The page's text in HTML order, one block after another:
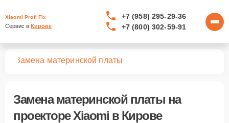
Xiaomi Profi Fix
Сервис в Кирове
+7 (958) 295-29-36
+7 (800) 302-59-91
Замена материнской платы
Замена материнской платы на
проекторе Xiaomi в Кирове